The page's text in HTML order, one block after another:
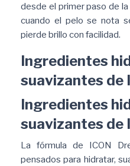
desde el primer paso de
cuando el pelo se nota
pierde brillo con facilidad.
Ingredientes
suavizantes de
Ingredientes
suavizantes de
La fórmula de ICON
pensados para hidratar,